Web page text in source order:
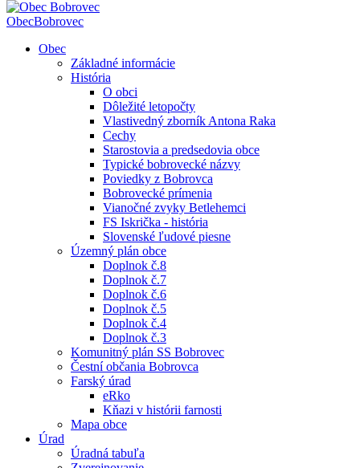
ObecBobrovec
Obec
Základné informácie
História
O obci
Dôležité letopočty
Vlastivedný zborník Antona Raka
Cechy
Starostovia a predsedovia obce
Typické bobrovecké názvy
Poviedky z Bobrovca
Bobrovecké prímenia
Vianočné zvyky Betlehemci
FS Iskrička - história
Slovenské ľudové piesne
Územný plán obce
Doplnok č.8
Doplnok č.7
Doplnok č.6
Doplnok č.5
Doplnok č.4
Doplnok č.3
Komunitný plán SS Bobrovec
Čestní občania Bobrovca
Farský úrad
eRko
Kňazi v histórii farnosti
Mapa obce
Úrad
Úradná tabuľa